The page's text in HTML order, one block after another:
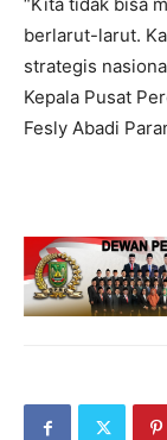
berlarut-larut.
strategis
Kepala Pusat
Fesly Abadi